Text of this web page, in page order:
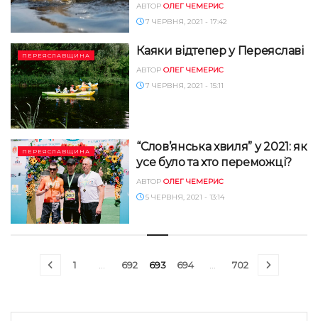
АВТОР ОЛЕГ ЧЕМЕРИС
7 ЧЕРВНЯ, 2021 - 17:42
ПЕРЕЯСЛАВЩИНА Каяки відтепер у Переяславі
АВТОР ОЛЕГ ЧЕМЕРИС
7 ЧЕРВНЯ, 2021 - 15:11
ПЕРЕЯСЛАВЩИНА
“Слов’янська хвиля” у 2021: як
усе було та хто переможці?
АВТОР ОЛЕГ ЧЕМЕРИС
5 ЧЕРВНЯ, 2021 - 13:14
1 … 692 693 694 … 702